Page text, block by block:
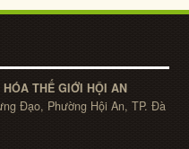
THẾ GIỚI HỘI AN
Đạo, Phường Hội An, TP. Đà